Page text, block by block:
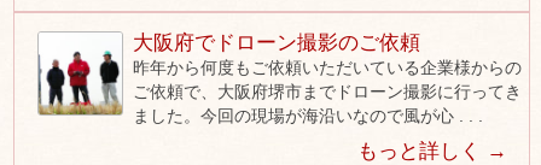
大阪府でドローン撮影のご依頼
昨年から何度もご依頼いただいている企業様からの
ご依頼で、大阪府堺市までドローン撮影に行ってき
ました。今回の現場が海沿いなので風が心 . . .
もっと詳しく →